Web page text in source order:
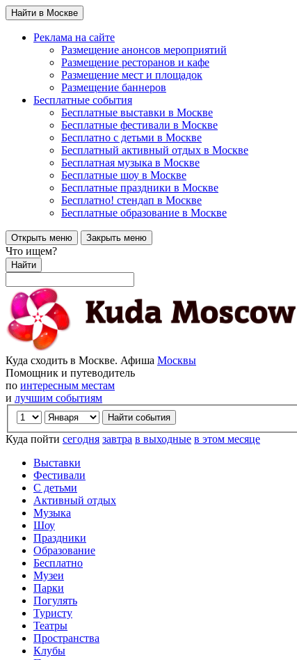
Найти в Москве
Реклама на сайте
Размещение анонсов мероприятий
Размещение ресторанов и кафе
Размещение мест и площадок
Размещение баннеров
Бесплатные события
Бесплатные выставки в Москве
Бесплатные фестивали в Москве
Бесплатно с детьми в Москве
Бесплатный активный отдых в Москве
Бесплатная музыка в Москве
Бесплатные шоу в Москве
Бесплатные праздники в Москве
Бесплатно! стендап в Москве
Бесплатные образование в Москве
Открыть меню Закрыть меню
Что ищем?
Найти
Куда сходить в Москве. Афиша Москвы
Помощник и путеводитель
по интересным местам
и лучшим событиям
Куда пойти сегодня завтра в выходные в этом месяце
Выставки
Фестивали
С детьми
Активный отдых
Музыка
Шоу
Праздники
Образование
Бесплатно
Музеи
Парки
Погулять
Туристу
Театры
Пространства
Клубы